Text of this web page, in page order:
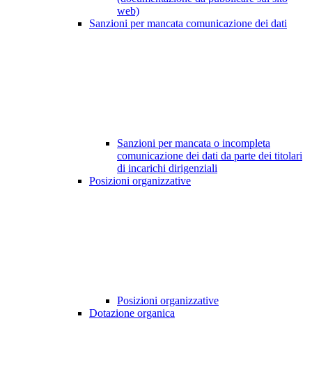
web)
Sanzioni per mancata comunicazione dei dati
Sanzioni per mancata o incompleta
comunicazione dei dati da parte dei titolari
di incarichi dirigenziali
Posizioni organizzative
Posizioni organizzative
Dotazione organica